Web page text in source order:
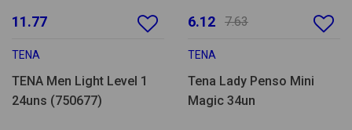
11.77
TENA
TENA Men Light Level 1
24uns (750677)
6.12 7.63
TENA
Tena Lady Penso Mini
Magic 34un